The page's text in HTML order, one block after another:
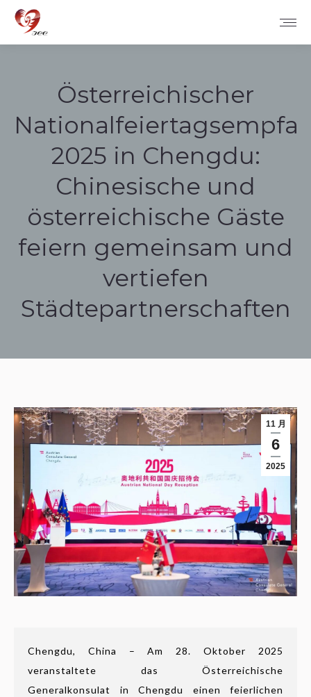
Österreichischer
2025 in Chengdu:
Chinesische und
österreichische Gäste
feiern gemeinsam und
vertiefen
Städtepartnerschaften
11 月
6
2025
Chengdu, China – Am 28. Oktober 2025
veranstaltete das Österreichische
Generalkonsulat in Chengdu einen feierlichen